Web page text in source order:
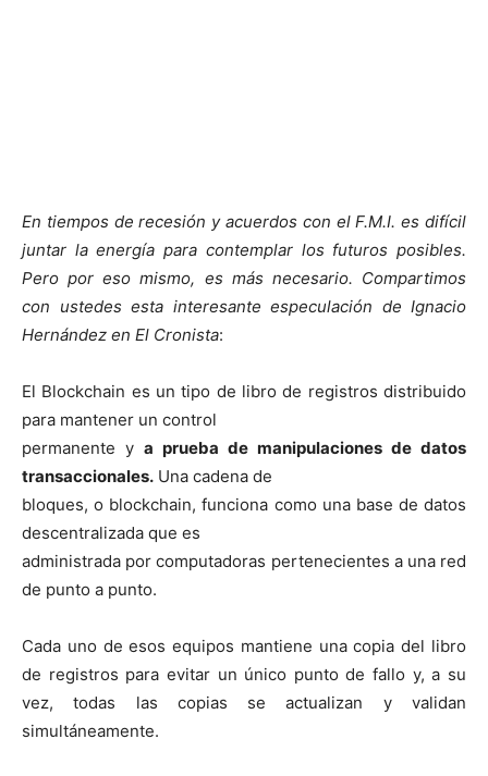
En tiempos de recesión y acuerdos con el F.M.I. es difícil
juntar la energía para contemplar los futuros posibles.
Pero por eso mismo, es más necesario. Compartimos
con ustedes esta interesante especulación de Ignacio
Hernández en El Cronista:
El Blockchain es un tipo de libro de registros distribuido
para mantener un control
permanente y a prueba de manipulaciones de datos
transaccionales. Una cadena de
bloques, o blockchain, funciona como una base de datos
descentralizada que es
administrada por computadoras pertenecientes a una red
de punto a punto.
Cada uno de esos equipos mantiene una copia del libro
de registros para evitar un único punto de fallo y, a su
vez, todas las copias se actualizan y validan
simultáneamente.